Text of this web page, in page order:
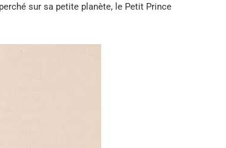
sur sa petite planète, le Petit Prince